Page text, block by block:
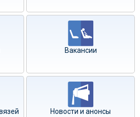
Вакансии
Новости и анонсы